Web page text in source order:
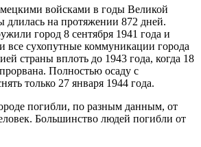
войсками в годы Великой
длилась на протяжении 872 дней.
город 8 сентября 1941 года и
все сухопутные коммуникации города
страны вплоть до 1943 года, когда 18
Полностью осаду с
только 27 января 1944 года.
погибли, по разным данным, от
Большинство людей погибли от